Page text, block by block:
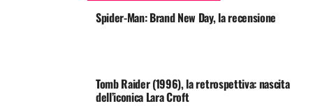
Spider-Man: Brand New Day, la recensione
Tomb Raider (1996), la retrospettiva: nascita
dell’iconica Lara Croft